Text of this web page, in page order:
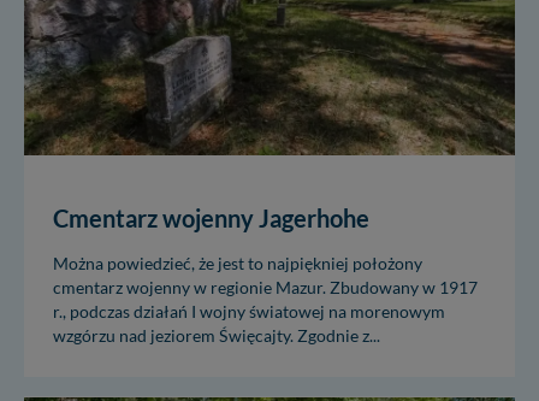
Cmentarz wojenny Jagerhohe
Można powiedzieć, że jest to najpiękniej położony
cmentarz wojenny w regionie Mazur. Zbudowany w 1917
r., podczas działań I wojny światowej na morenowym
wzgórzu nad jeziorem Święcajty. Zgodnie z...